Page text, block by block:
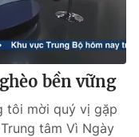
bền vững
tôi mời quý vị gặp
tâm Vì Ngày